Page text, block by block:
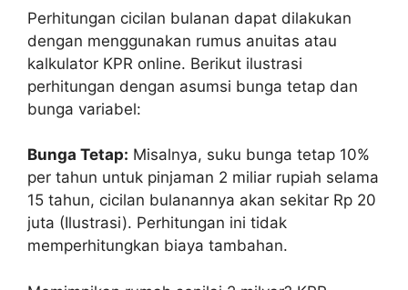
Perhitungan cicilan bulanan dapat dilakukan
dengan menggunakan rumus anuitas atau
kalkulator KPR online. Berikut ilustrasi
perhitungan dengan asumsi bunga tetap dan
bunga variabel:
Bunga Tetap: Misalnya, suku bunga tetap 10%
per tahun untuk pinjaman 2 miliar rupiah selama
15 tahun, cicilan bulanannya akan sekitar Rp 20
juta (Ilustrasi). Perhitungan ini tidak
memperhitungkan biaya tambahan.